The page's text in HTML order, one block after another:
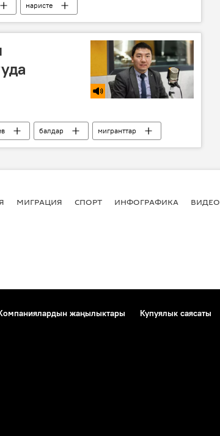
наристе
балдар мигранттар
МИГРАЦИЯ СПОРТ ИНФОГРАФИКА ВИДЕО
жаңылыктары
Купуялык саясаты